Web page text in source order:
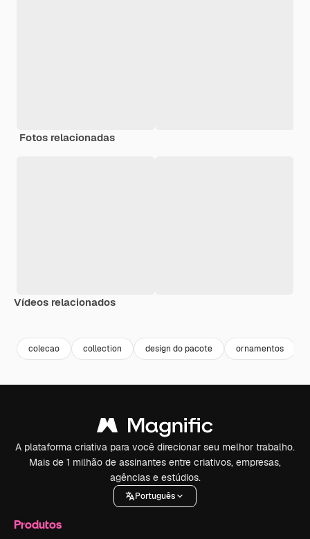
Fotos relacionadas
Vídeos relacionados
colecao collection design do pacote ornamentos
A plataforma criativa para você direcionar seu melhor trabalho.
Mais de 1 milhão de assinantes entre criativos, empresas,
agências e estúdios.
Português
Produtos